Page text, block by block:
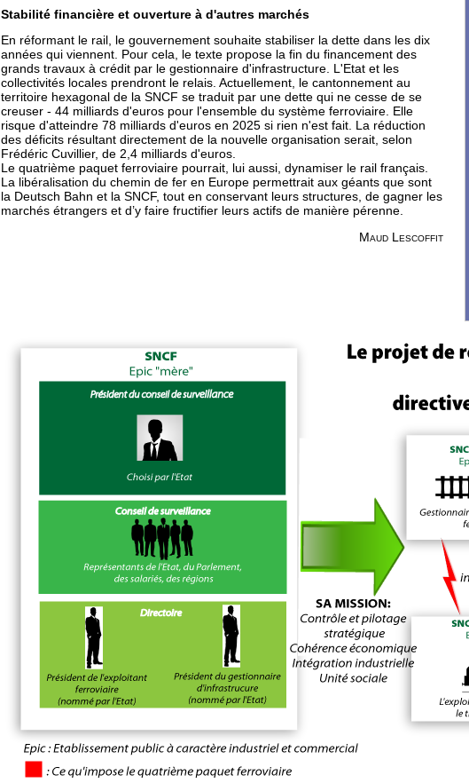
Stabilité financière et ouverture à d'autres marchés
En réformant le rail, le gouvernement souhaite stabiliser la dette dans les dix
années qui viennent. Pour cela, le texte propose la fin du financement des
grands travaux à crédit par le gestionnaire d'infrastructure. L'Etat et les
collectivités locales prendront le relais. Actuellement, le cantonnement au
territoire hexagonal de la SNCF se traduit par une dette qui ne cesse de se
creuser - 44 milliards d'euros pour l'ensemble du système ferroviaire. Elle
risque d'atteindre 78 milliards d'euros en 2025 si rien n'est fait. La réduction
des déficits résultant directement de la nouvelle organisation serait, selon
Frédéric Cuvillier, de 2,4 milliards d'euros.
Le quatrième paquet ferroviaire pourrait, lui aussi, dynamiser le rail français.
La libéralisation du chemin de fer en Europe permettrait aux géants que sont
la Deutsch Bahn et la SNCF, tout en conservant leurs structures, de gagner les
marchés étrangers et d’y faire fructifier leurs actifs de manière pérenne.
Maud Lescoffit